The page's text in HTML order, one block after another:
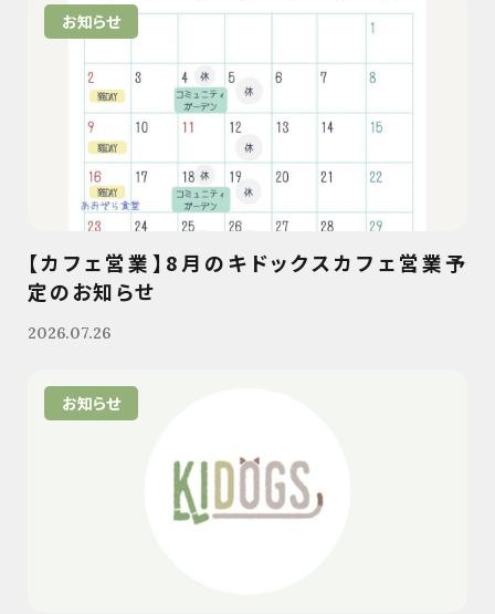
お知らせ
【カフェ営業】8月のキドックスカフェ営業予
定のお知らせ
2026.07.26
お知らせ